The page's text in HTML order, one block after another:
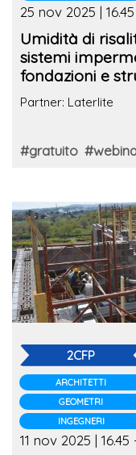
25 nov 2025 | 16.45
Umidità di
sistemi
fondazioni e
Partner: Laterlite
#gratuito
2CFP
ARCHITETTI
GEOMETRI
INGEGNERI
11 nov 2025 | 16.45